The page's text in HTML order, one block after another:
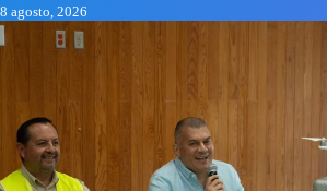
8 agosto, 2026